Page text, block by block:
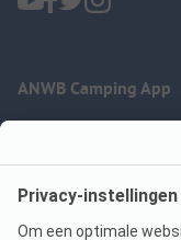
ANWB Camping App